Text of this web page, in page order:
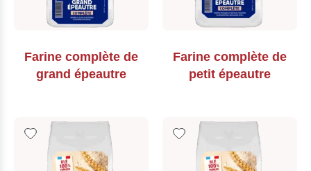
Farine complète de
grand épeautre
Farine complète de
petit épeautre